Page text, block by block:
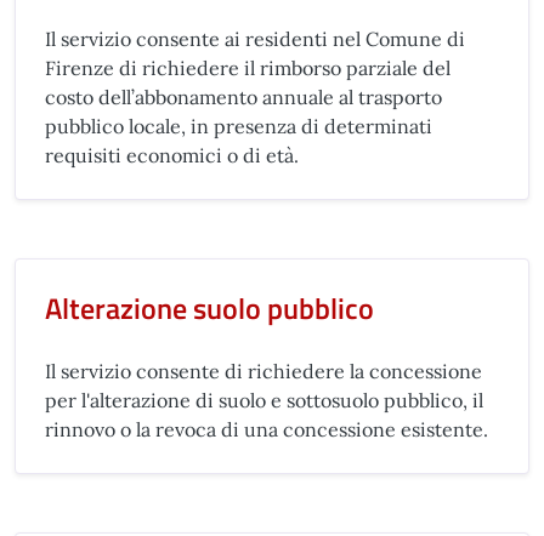
Il servizio consente ai residenti nel Comune di
Firenze di richiedere il rimborso parziale del
costo dell’abbonamento annuale al trasporto
pubblico locale, in presenza di determinati
requisiti economici o di età.
Alterazione suolo pubblico
Il servizio consente di richiedere la concessione
per l'alterazione di suolo e sottosuolo pubblico, il
rinnovo o la revoca di una concessione esistente.